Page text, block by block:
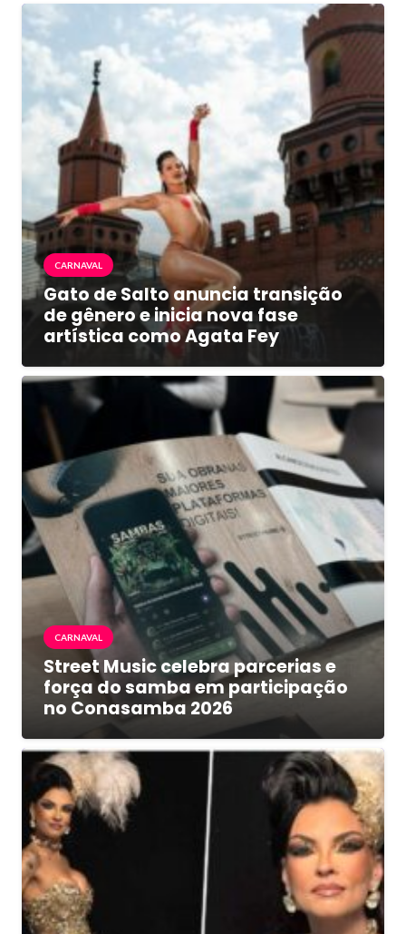
CARNAVAL
Gato de Salto anuncia transição
de gênero e inicia nova fase
artística como Agata Fey
CARNAVAL
Street Music celebra parcerias e
força do samba em participação
no Conasamba 2026